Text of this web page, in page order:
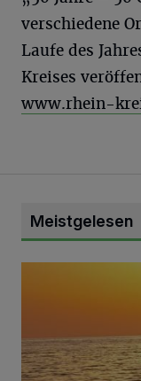
verschiedene
Laufe des
Kreises
www.rhein-
Meistgelesen
Die schönsten